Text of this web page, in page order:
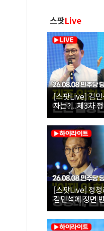
스팟Live
[스팟Live] 김민
자는?...제3차
합동연설회 생
[스팟Live] 정청
김민석에 정면
당대표·최고위